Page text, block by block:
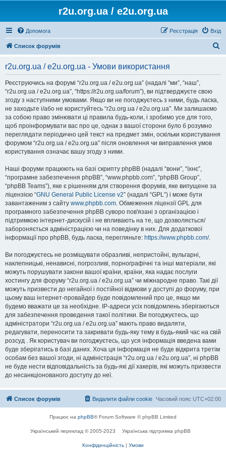
r2u.org.ua / e2u.org.ua
Допомога Вхід
Реєстрація
Список форумів
r2u.org.ua / e2u.org.ua - Умови використання
Реєструючись на форумі “r2u.org.ua / e2u.org.ua” (надалі “ми”, “наш”,
“r2u.org.ua / e2u.org.ua”, “https://r2u.org.ua/forum”), ви підтверджуєте свою
згоду з наступними умовами. Якщо ви не погоджуєтесь з ними, будь ласка,
не заходьте і/або не користуйтесь “r2u.org.ua / e2u.org.ua”. Ми залишаємо
за собою право змінювати ці правила будь-коли, і зробимо усе для того,
щоб проінформувати вас про це, однак з вашої сторони було б розумно
переглядати періодично цей текст на предмет змін, оскільки користування
форумом “r2u.org.ua / e2u.org.ua” після оновлення чи виправлення умов
користування означає вашу згоду з ними.
Наші форуми працюють на базі скрипту phpBB (надалі “вони”, “їхнє”,
“програмне забезпечення phpBB”, “www.phpbb.com”, “phpBB Group”,
“phpBB Teams”), яке є рішенням для створення форумів, яке випущене за
ліцензією “GNU General Public License v2” (надалі “GPL”) і може бути
завантаженим з сайту www.phpbb.com. Обмеження ліцензії GPL для
програмного забезпечення phpBB суворо пов'язані з організацією і
підтримкою інтернет-дискусій і не впливають на те, що дозволяється/
забороняється адміністрацією чи на поведінку в них. Для додаткової
інформації про phpBB, будь ласка, перегляньте: https://www.phpbb.com/.
Ви погоджуєтесь не розміщувати образливі, непристойні, вульгарні,
наклепницькі, ненависні, погрозливі, порнографічні та інші матеріали, які
можуть порушувати закони вашої країни, країни, яка надає послуги
хостингу для форуму “r2u.org.ua / e2u.org.ua” чи міжнародне право. Такі дії
можуть призвести до негайної і постійної відмови у доступі до форуму, при
цьому ваш інтернет-провайдер буде повідомлений про це, якщо ми
будемо вважати це за необхідне. IP-адреси усіх повідомлень зберігаються
для забезпечення проведення такої політики. Ви погоджуєтесь, що
адміністратори “r2u.org.ua / e2u.org.ua” мають право видаляти,
редагувати, переносити та закривати будь-яку тему в будь-який час на свій
розсуд . Як користувач ви погоджуєтесь, що уся інформація введена вами
буде зберігатись в базі даних. Хоча ця інформація не буде відкрита третім
особам без вашої згоди, ні адміністрація “r2u.org.ua / e2u.org.ua”, ні phpBB
не буде нести відповідальність за будь-які дії хакерів, які можуть призвести
до несанкціонованого доступу до неї.
Список форумів Часовий пояс UTC+02:00
Видалити файли cookie
Працює на phpBB® Forum Software © phpBB Limited
Український переклад © 2005-2023 Українська підтримка phpBB
Конфіденційність | Умови